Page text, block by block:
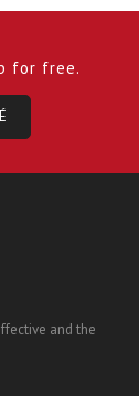
for free.
and the